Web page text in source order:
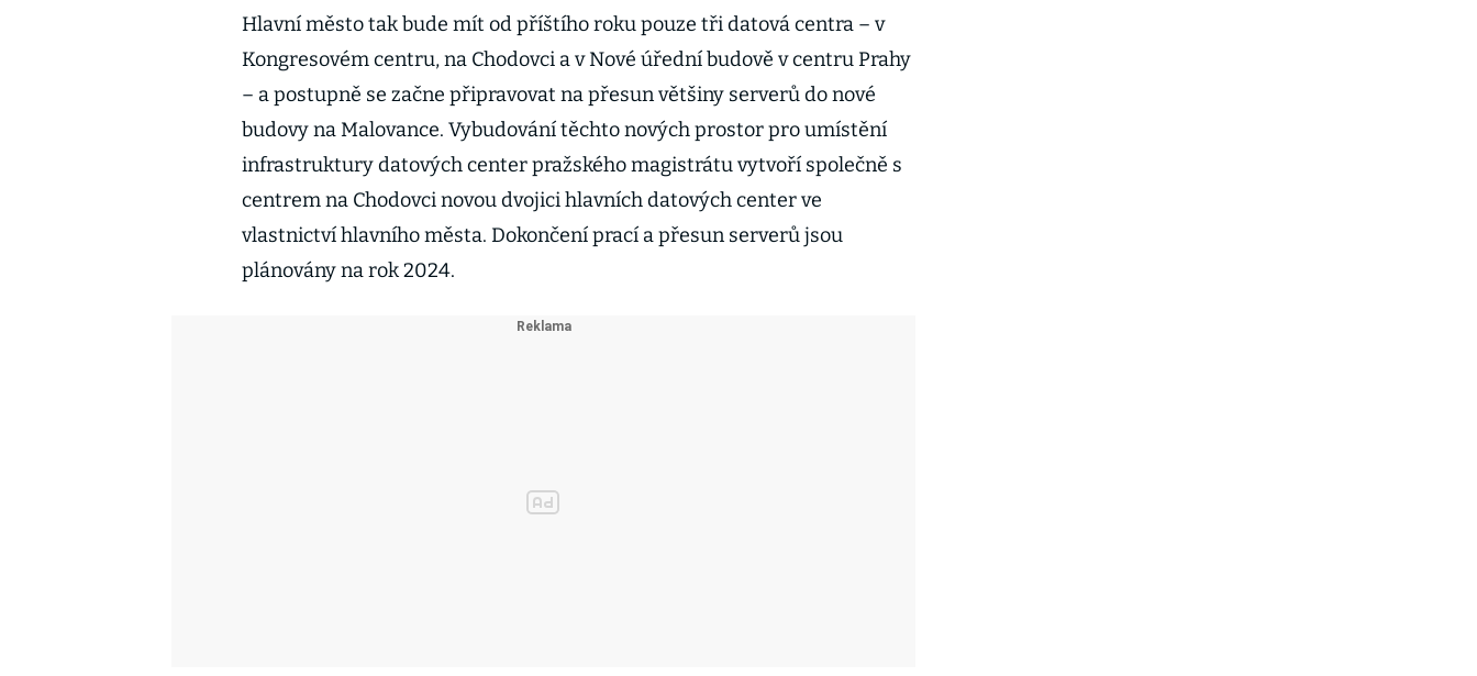
Hlavní město tak bude mít od příštího roku pouze tři datová centra – v
Kongresovém centru, na Chodovci a v Nové úřední budově v centru Prahy
– a postupně se začne připravovat na přesun většiny serverů do nové
budovy na Malovance. Vybudování těchto nových prostor pro umístění
infrastruktury datových center pražského magistrátu vytvoří společně s
centrem na Chodovci novou dvojici hlavních datových center ve
vlastnictví hlavního města. Dokončení prací a přesun serverů jsou
plánovány na rok 2024.